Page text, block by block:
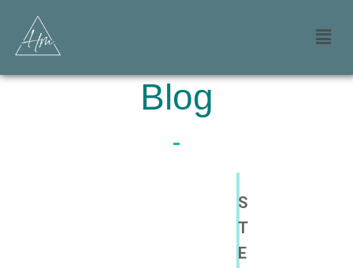
Blog
S
T
E